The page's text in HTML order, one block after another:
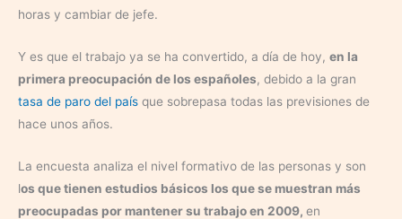
horas y cambiar de jefe.
Y es que el trabajo ya se ha convertido, a día de hoy, en la
primera preocupación de los españoles, debido a la gran
tasa de paro del país que sobrepasa todas las previsiones de
hace unos años.
La encuesta analiza el nivel formativo de las personas y son
los que tienen estudios básicos los que se muestran más
preocupadas por mantener su trabajo en 2009, en